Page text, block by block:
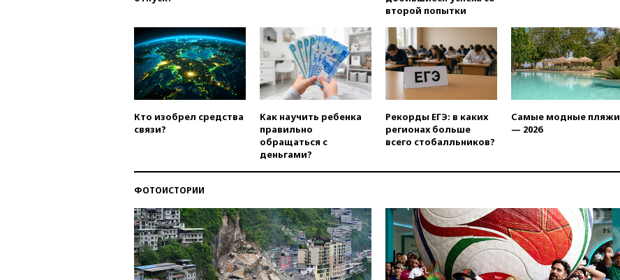
вчера, 20:27
олимпиады для поступления в
вузы
вчера, 20:15Минтранс
предложил оплачивать
защиту дорог от БПЛА из
средств на ремонт
вчера, 20:00Зеленский 8
августа посетит Сербию с
официальным визитом
вчера, 19:58В Госдуму будет
вчера, 19:50Аэропорты Сочи и
Ярославля приостановили
работу
вчера, 19:35 WP: Трамп
призвал доноров-
второй попытки
Кто изобрел средства
связи?
Как научить ребенка
правильно
обращаться с
деньгами?
Рекорды ЕГЭ: в каких
регионах больше
всего стобалльников?
Самые модные пляжи
— 2026
ФОТОИСТОРИИ